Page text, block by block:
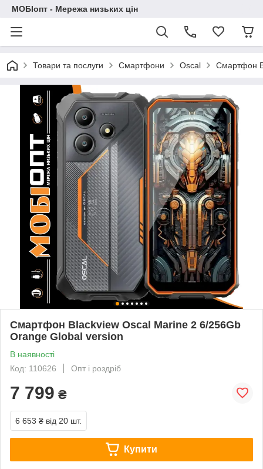
МОБІопт - Мережа низьких цін
Товари та послуги Смартфони Oscal Смартфон
Смартфон Blackview Oscal Marine 2 6/256Gb
Orange Global version
В наявності
Код: 110626
Опт і роздріб
7 799 ₴
6 653 ₴ від 20 шт.
Купити